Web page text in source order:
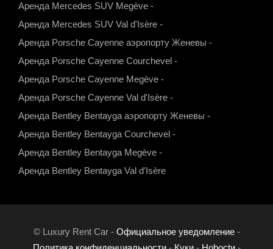
m
Аренда Mercedes SUV Megève -
Аренда Mercedes SUV Val d'Isère -
Аренда Porsche Cayenne аэропорту Женевы -
Аренда Porsche Cayenne Courchevel -
Аренда Porsche Cayenne Megève -
Аренда Porsche Cayenne Val d'Isère -
Аренда Bentley Bentayga аэропорту Женевы -
Аренда Bentley Bentayga Courchevel -
Аренда Bentley Bentayga Megève -
Аренда Bentley Bentayga Val d'Isère
© Luxury Rent Car - Официальное уведомление-